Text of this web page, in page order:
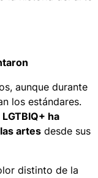
aunque durante
los estándares.
ha
artes desde sus
distinto de la